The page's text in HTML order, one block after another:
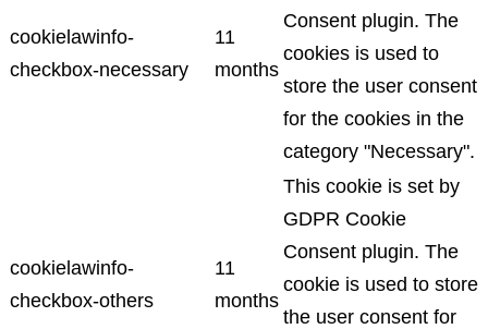
cookielawinfo-
checkbox-necessary
11
months
Consent plugin. The
cookies is used to
store the user consent
for the cookies in the
category "Necessary".
cookielawinfo-
checkbox-others
11
months
This cookie is set by
GDPR Cookie
Consent plugin. The
cookie is used to store
the user consent for